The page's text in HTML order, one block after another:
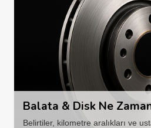
Balata & Disk Ne
Belirtiler, kilometre aralıkları ve